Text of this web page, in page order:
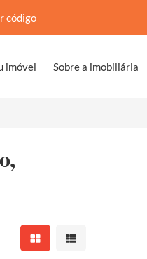
imóvel Sobre a imobiliária
Mostrar resultados em
Mostrar